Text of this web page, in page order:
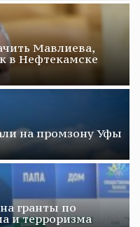
Мавлиева,
в Нефтекамске
на промзону Уфы
гранты по
и терроризма